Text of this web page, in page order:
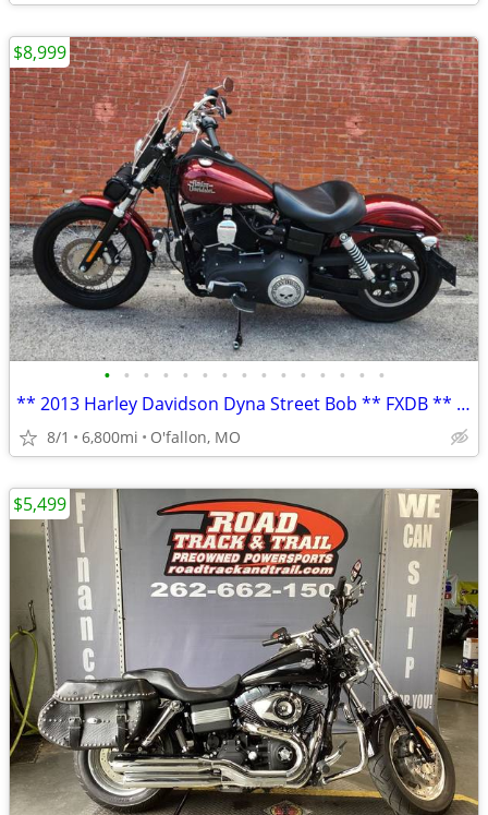
• • • • • • • • • • • • • • •
** 2013 Harley Davidson Dyna Street Bob ** FXDB ** only 6,800 mi **
8/1 6,800mi O'fallon, MO
$8,999
$5,499